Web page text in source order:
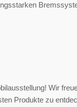
Wir
Produkte zu